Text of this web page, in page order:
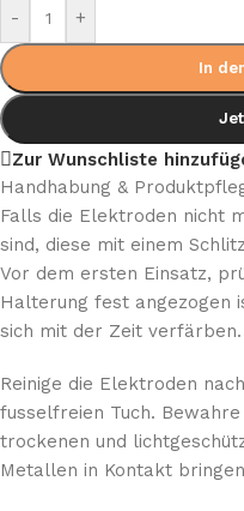
- +
In
Zur Wunschliste
Handhabung &
Falls die Elektroden nicht
sind, diese mit einem
Vor dem ersten Einsatz,
Halterung fest angezogen
sich mit der Zeit verfärben.
Reinige die Elektroden
fusselfreien Tuch.
trockenen und
Metallen in Kontakt